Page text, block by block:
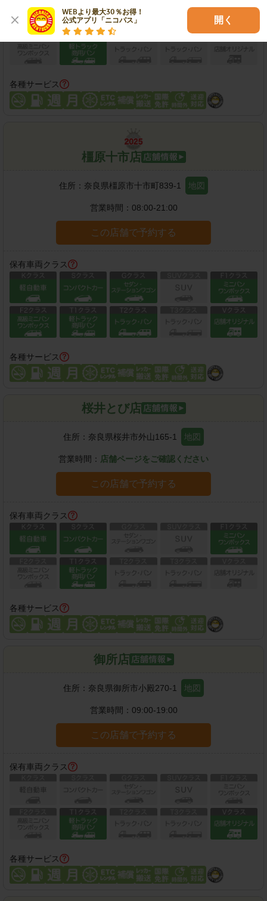
WEBより最大30％お得！
公式アプリ「ニコパス」
開く
各種サービス
橿原十市店
住所： 奈良県橿原市十市町839-1 地図
営業時間： 08:00-21:00
この店舗で予約する
保有車両クラス
各種サービス
桜井とび店
住所： 奈良県桜井市外山165-1 地図
営業時間： 店舗ページをご確認ください
この店舗で予約する
保有車両クラス
各種サービス
御所店
住所： 奈良県御所市小殿270-1 地図
営業時間： 09:00-19:00
この店舗で予約する
保有車両クラス
各種サービス